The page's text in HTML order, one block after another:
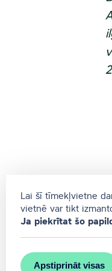
Lai šī tīmekļvietne
vietnē var tikt
Ja piekrītat šo
Apstiprināt visas